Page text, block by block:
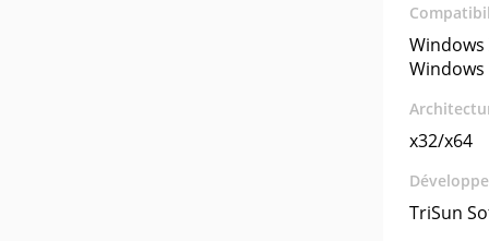
Windows
Windows
x32/x64
TriSun